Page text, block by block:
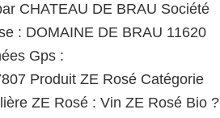
CHATEAU DE BRAU Société
: DOMAINE DE BRAU 11620
Gps :
Produit ZE Rosé Catégorie
ZE Rosé : Vin ZE Rosé Bio ?